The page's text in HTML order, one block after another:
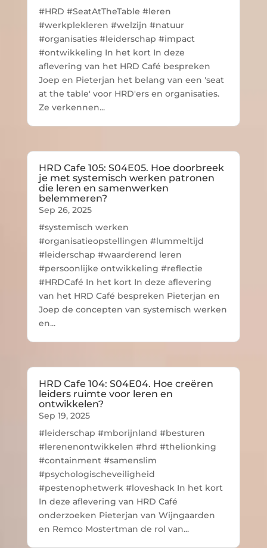
#HRD #SeatAtTheTable #leren
#werkplekleren #welzijn #natuur
#organisaties #leiderschap #impact
#ontwikkeling In het kort In deze
aflevering van het HRD Café bespreken
Joep en Pieterjan het belang van een 'seat
at the table' voor HRD'ers en organisaties.
Ze verkennen...
HRD Cafe 105: S04E05. Hoe doorbreek
je met systemisch werken patronen
die leren en samenwerken
belemmeren?
Sep 26, 2025
#systemisch werken
#organisatieopstellingen #lummeltijd
#leiderschap #waarderend leren
#persoonlijke ontwikkeling #reflectie
#HRDCafé In het kort In deze aflevering
van het HRD Café bespreken Pieterjan en
Joep de concepten van systemisch werken
en...
HRD Cafe 104: S04E04. Hoe creëren
leiders ruimte voor leren en
ontwikkelen?
Sep 19, 2025
#leiderschap #mborijnland #besturen
#lerenenontwikkelen #hrd #thelionking
#containment #samenslim
#psychologischeveiligheid
#pestenophetwerk #loveshack In het kort
In deze aflevering van HRD Café
onderzoeken Pieterjan van Wijngaarden
en Remco Mostertman de rol van...